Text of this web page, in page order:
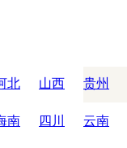
北 山西 贵州
南 四川 云南